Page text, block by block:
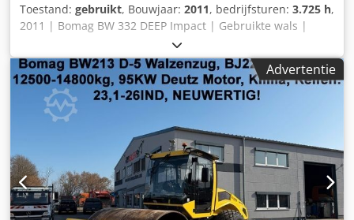
Toestand: gebruikt, Bouwjaar: 2011, bedrijfsturen: 3.725 h,
2011 | Bomag BW 332 DEEP Impact | Gebruikte wals |
3725 uur 📍Locatie: Duitsland 🚛 Levering mogelijk naar uw
bestemming – Gebruik onze transportcalculator om de
kosten te berekenen! 💰 Direct kopen voor EUR 138.500 of
doe een bod. Betaling bij levering mogelijk tegen een
geringe vergoeding (onder voorbehoud van goedkeuring)*
👷‍♂️ Geïnspecteerd door een onafhankelijke expert 43
inspectiepunten: 30 goedgekeurd ✅ 13 met
aandachtspunten ℹ️ 0 gebreken ⚠️ 📌 Opmerking van de
inspecteur: Volledig operationeel, enkele achterstallige
service 📄 Volledige inspectie, extra foto’s of video
bekijken? Tip: De referentie "38821 Equippo" wordt vaak
Advertentie